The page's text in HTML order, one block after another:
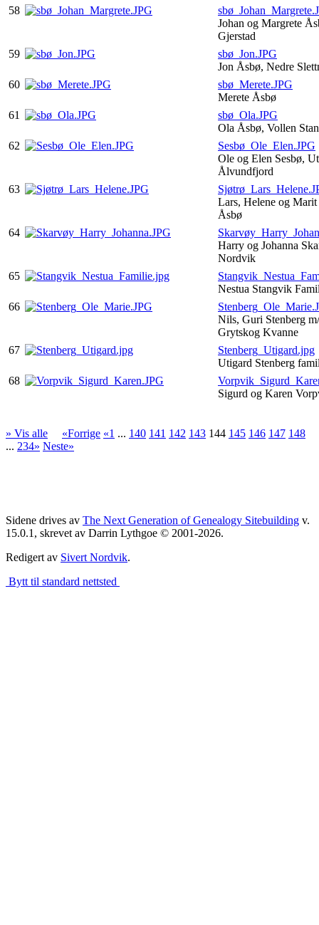
58
Johan og Margrete
Gjerstad
59
sbø_Jon.JPG
Jon Åsbø, Nedre
60
sbø_Merete.JPG
Merete Åsbø
61
sbø_Ola.JPG
Ola Åsbø, Vollen
62
Sesbø_Ole_Elen.JPG
Ole og Elen Sesbø,
Ålvundfjord
63
Lars, Helene og
Åsbø
64
Harry og Johanna
Nordvik
65
Nestua Stangvik
66
Nils, Guri Stenberg
Grytskog Kvanne
67
Stenberg_Utigard.jpg
Utigard Stenberg
68
Sigurd og Karen
» Vis alle «Forrige «1 ... 140 141 142 143 144 145 146 147 148
... 234» Neste»
Sidene drives av The Next Generation of Genealogy Sitebuilding v.
15.0.1, skrevet av Darrin Lythgoe © 2001-2026.
Redigert av Sivert Nordvik.
Bytt til standard nettsted